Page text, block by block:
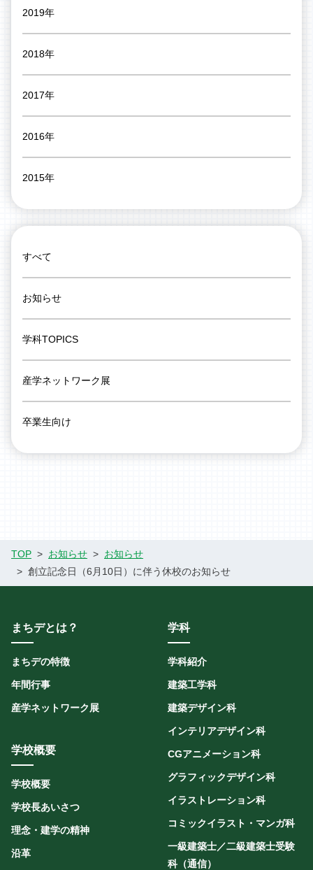
2019年
2018年
2017年
2016年
2015年
すべて
お知らせ
学科TOPICS
産学ネットワーク展
卒業生向け
TOP お知らせ
お知らせ
創立記念日（6月10日）に伴う休校のお知らせ
まちデとは？
まちデの特徴
年間行事
産学ネットワーク展
学校概要
学校概要
学校長あいさつ
理念・建学の精神
沿革
学科
学科紹介
建築工学科
建築デザイン科
インテリアデザイン科
CGアニメーション科
グラフィックデザイン科
イラストレーション科
コミックイラスト・マンガ科
一級建築士／二級建築士受験
科（通信）